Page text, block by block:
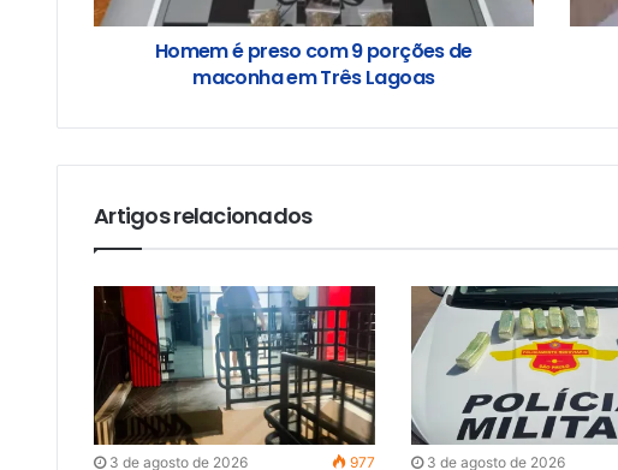
Homem é preso com 9 porções de
maconha em Três Lagoas
Artigos relacionados
3 de agosto de 2026 977 3 de agosto de 2026